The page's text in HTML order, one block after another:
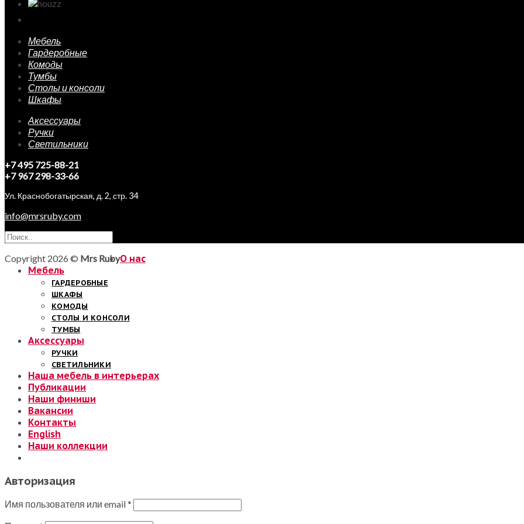
Мебель
Гардеробные
Комоды
Тумбы
Столы и консоли
Шкафы
Аксессуары
Ручки
Светильники
+7 495 725-88-21
+7 967 298-33-66
Ул. Краснобогатырская, д. 2, стр. 34
info@mrsruby.com
Copyright 2026 © Mrs RubyО нас
Мебель
ГАРДЕРОБНЫЕ
ШКАФЫ
КОМОДЫ
СТОЛЫ И КОНСОЛИ
ТУМБЫ
Аксессуары
РУЧКИ
СВЕТИЛЬНИКИ
Наша мебель в интерьерах
Публикации
Наши финиши
Вакансии
Контакты
English
Наши коллекции
Авторизация
Имя пользователя или email*